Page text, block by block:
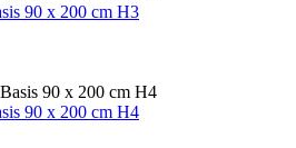
90 x 200 cm H3
90 x 200 cm H4